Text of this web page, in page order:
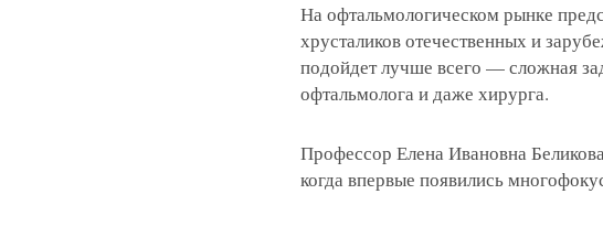
На офтальмологическом рынке
хрусталиков отечественных и
подойдет лучше всего — сложная
офтальмолога и даже хирурга.
Профессор Елена Ивановна
когда впервые появились